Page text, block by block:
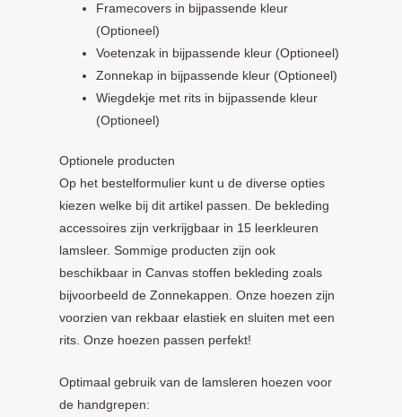
Framecovers in bijpassende kleur
(Optioneel)
Voetenzak in bijpassende kleur (Optioneel)
Zonnekap in bijpassende kleur (Optioneel)
Wiegdekje met rits in bijpassende kleur
(Optioneel)
Optionele producten
Op het bestelformulier kunt u de diverse opties
kiezen welke bij dit artikel passen. De bekleding
accessoires zijn verkrijgbaar in 15 leerkleuren
lamsleer. Sommige producten zijn ook
beschikbaar in Canvas stoffen bekleding zoals
bijvoorbeeld de Zonnekappen. Onze hoezen zijn
voorzien van rekbaar elastiek en sluiten met een
rits. Onze hoezen passen perfekt!
Optimaal gebruik van de lamsleren hoezen voor
de handgrepen: